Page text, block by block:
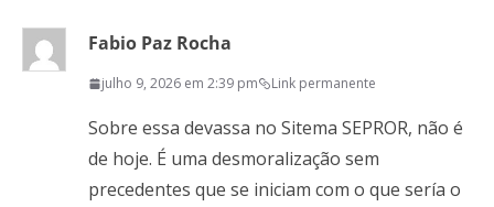
Fabio Paz Rocha
julho 9, 2026 em 2:39 pm Link permanente
Sobre essa devassa no Sitema SEPROR, não é
de hoje. É uma desmoralização sem
precedentes que se iniciam com o que sería o